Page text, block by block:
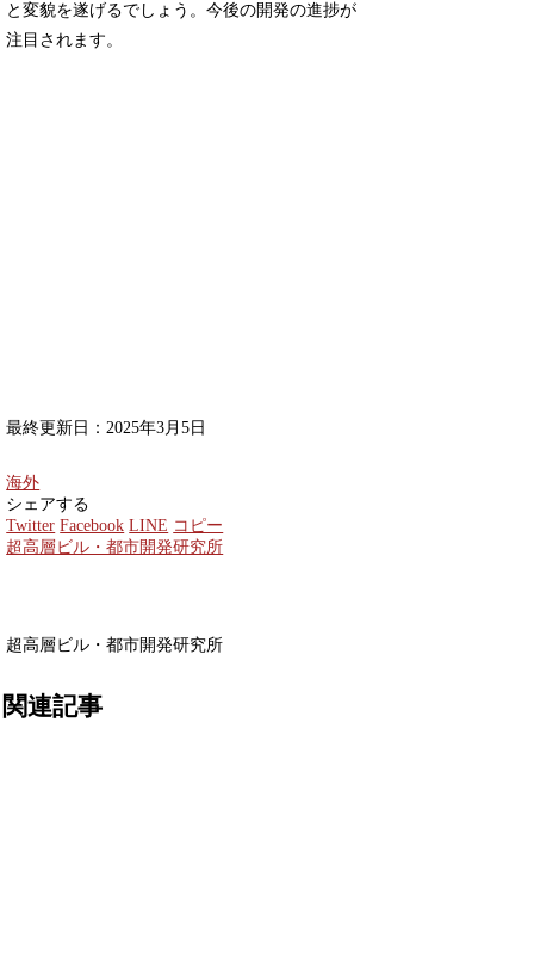
と変貌を遂げるでしょう。今後の開発の進捗が
注目されます。
最終更新日：2025年3月5日
海外
シェアする
Twitter Facebook LINE コピー
超高層ビル・都市開発研究所
超高層ビル・都市開発研究所
関連記事